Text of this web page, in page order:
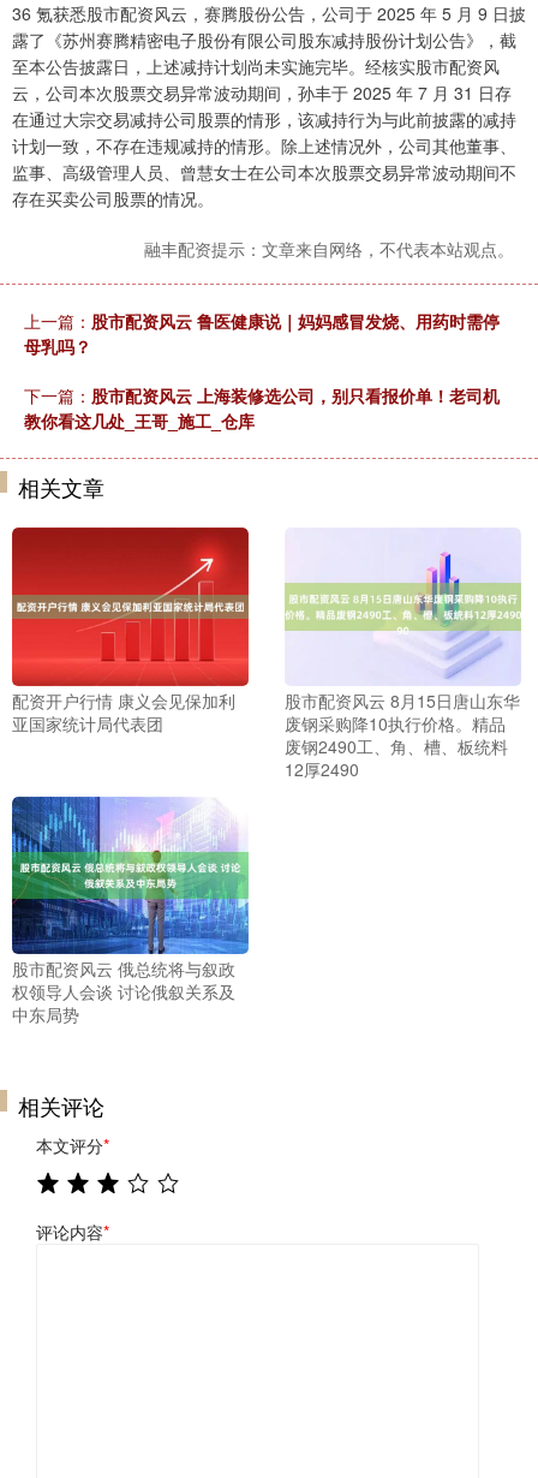
36 氪获悉股市配资风云，赛腾股份公告，公司于 2025 年 5 月 9 日披
露了《苏州赛腾精密电子股份有限公司股东减持股份计划公告》，截
至本公告披露日，上述减持计划尚未实施完毕。经核实股市配资风
云，公司本次股票交易异常波动期间，孙丰于 2025 年 7 月 31 日存
在通过大宗交易减持公司股票的情形，该减持行为与此前披露的减持
计划一致，不存在违规减持的情形。除上述情况外，公司其他董事、
监事、高级管理人员、曾慧女士在公司本次股票交易异常波动期间不
存在买卖公司股票的情况。
融丰配资提示：文章来自网络，不代表本站观点。
上一篇： 股市配资风云 鲁医健康说｜妈妈感冒发烧、用药时需停
母乳吗？
下一篇： 股市配资风云 上海装修选公司，别只看报价单！老司机
教你看这几处_王哥_施工_仓库
相关文章
配资开户行情 康义会见保加利
亚国家统计局代表团
股市配资风云 8月15日唐山东华
废钢采购降10执行价格。精品
废钢2490工、角、槽、板统料
12厚2490
股市配资风云 俄总统将与叙政
权领导人会谈 讨论俄叙关系及
中东局势
相关评论
本文评分*
评论内容*